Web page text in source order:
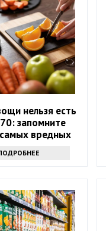
нельзя есть
запомните
вредных